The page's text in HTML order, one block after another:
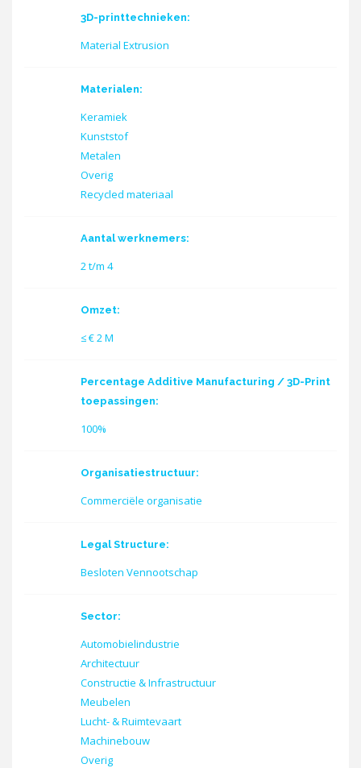
3D-printtechnieken:
Material Extrusion
Materialen:
Keramiek
Kunststof
Metalen
Overig
Recycled materiaal
Aantal werknemers:
2 t/m 4
Omzet:
≤ € 2 M
Percentage Additive Manufacturing / 3D-Print
toepassingen:
100%
Organisatiestructuur:
Commerciële organisatie
Legal Structure:
Besloten Vennootschap
Sector:
Automobielindustrie
Architectuur
Constructie & Infrastructuur
Meubelen
Lucht- & Ruimtevaart
Machinebouw
Overig